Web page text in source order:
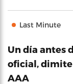
Last Minute
Un día antes
oficial, dimite
AAA